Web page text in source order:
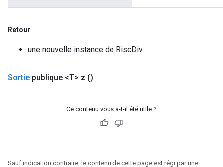
Retour
une nouvelle instance de RiscDiv
Sortie publique <T> z ()
Ce contenu vous a-t-il été utile ?
Sauf indication contraire, le contenu de cette page est régi par une